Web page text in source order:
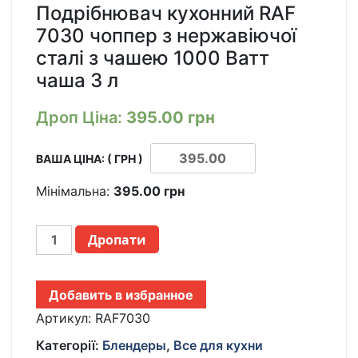
Подрібнювач кухонний RAF
7030 чоппер з нержавіючої
сталі з чашею 1000 Ватт
чаша 3 л
Дроп Ціна: 395.00 грн
ВАША ЦІНА: ( ГРН )
Мінімальна: 395.00 грн
ИЗМЕЛЬЧИТЕЛЬ
RAF
7030
ЧОППЕР
НЕРЖАВЕЮЩЕЙ
Дропати
Добавить в избранное
Артикул: RAF7030
Категорії: Блендеры, Все для кухни